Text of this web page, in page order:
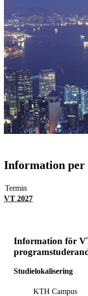
Information per
Termin
VT 2027
Information för
Studielokalisering
KTH Campus